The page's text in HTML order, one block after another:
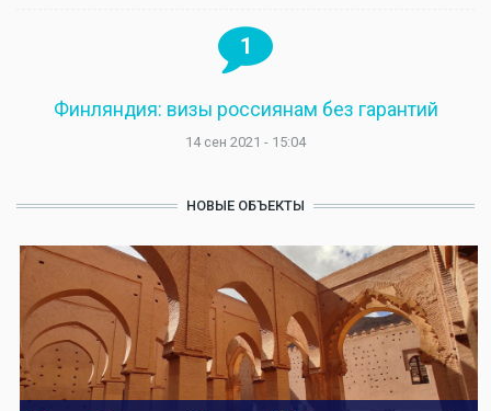
1
Финляндия: визы россиянам без гарантий
14 сен 2021 - 15:04
НОВЫЕ ОБЪЕКТЫ